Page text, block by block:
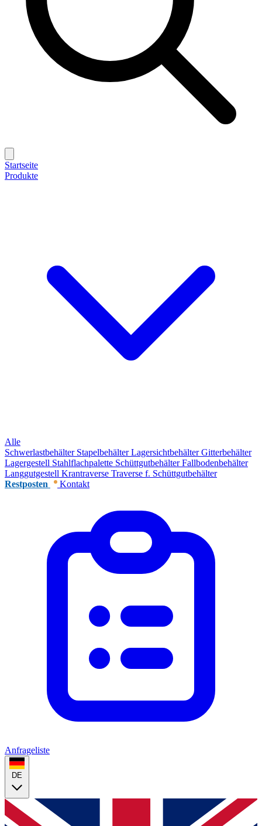
Startseite
Produkte
Alle
Schwerlastbehälter StapelbehälterLagersichtbehälterGitterbehälter
Lagergestell Stahlflachpalette SchüttgutbehälterFallbodenbehälter
Langgutgestell Krantraverse Traverse f. Schüttgutbehälter
Restposten
Kontakt
Anfrageliste